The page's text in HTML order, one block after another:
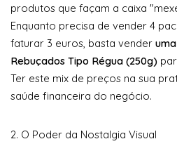
produtos que façam a caixa
Enquanto precisa de vender 4
faturar 3 euros, basta vender
Rebuçados Tipo Régua (250g)
Ter este mix de preços na sua
saúde financeira do negócio.
2. O Poder da Nostalgia Visual